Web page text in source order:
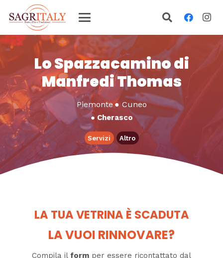
Lo Spazzacamino di
Manfredi Thomas
Piemonte● Cuneo
● Cherasco
Servizi Altro
LA TUA VETRINA È SCADUTA
LA VUOI RINNOVARE?
Compila il form per essere ricontattato dal